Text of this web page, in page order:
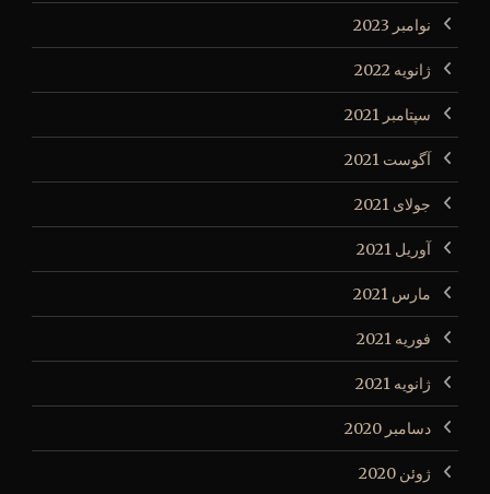
نوامبر 2023
ژانویه 2022
سپتامبر 2021
آگوست 2021
جولای 2021
آوریل 2021
مارس 2021
فوریه 2021
ژانویه 2021
دسامبر 2020
ژوئن 2020